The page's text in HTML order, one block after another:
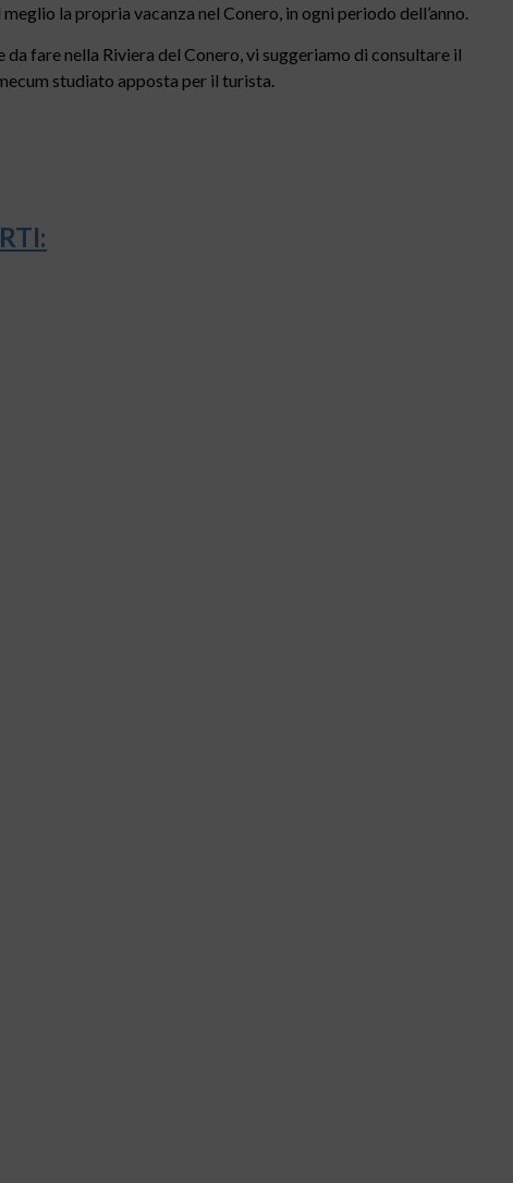
la propria vacanza nel Conero, in ogni periodo dell’anno.
da fare nella Riviera del Conero, vi suggeriamo di consultare il
studiato apposta per il turista.